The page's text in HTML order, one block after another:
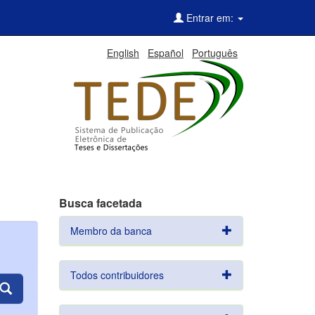
Entrar em:
English Español Português
Busca facetada
Membro da banca
Todos contribuidores